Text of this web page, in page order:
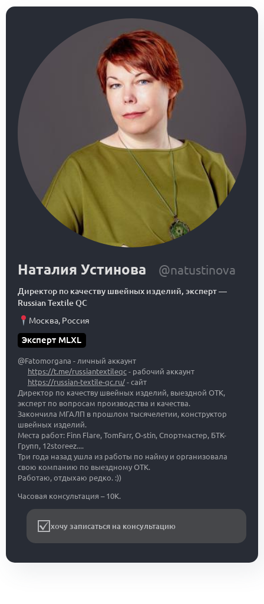
Наталия Устинова @natustinova
Директор по качеству швейных изделий, эксперт—
Russian Textile QC
Москва, Россия
Эксперт MLXL
@Fatomorgana - личный аккаунт
https://t.me/russiantextileqc- рабочий аккаунт
https://russian-textile-qc.ru/- сайт
Директор по качеству швейных изделий, выездной ОТК,
эксперт по вопросам производства и качества.
Закончила МГАЛП в прошлом тысячелетии, конструктор
швейных изделий.
Места работ: Finn Flare, TomFarr, O-stin, Спортмастер, БТК-
Групп, 12storeez....
Три года назад ушла из работы по найму и организовала
свою компанию по выездному ОТК.
Работаю, отдыхаю редко. :))
Часовая консультация – 10К.
хочу записаться на консультацию